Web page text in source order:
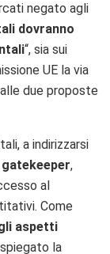
negato agli
dovranno
“, sia sui
UE la via
due proposte
a indirizzarsi
,
al
Come
aspetti
spiegato la